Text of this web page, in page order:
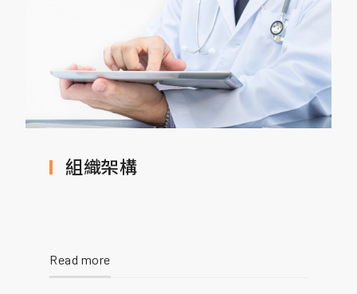
組織架構
Read more